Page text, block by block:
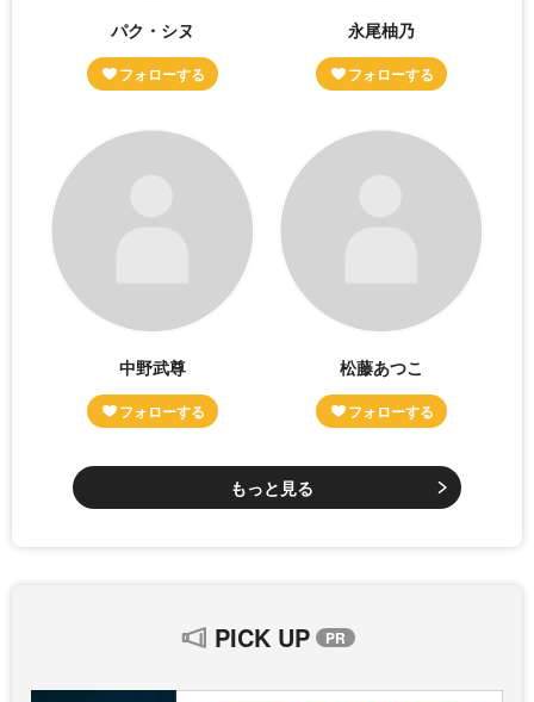
パク・シヌ 永尾柚乃
中野武尊 松藤あつこ
もっと見る
PICK UP